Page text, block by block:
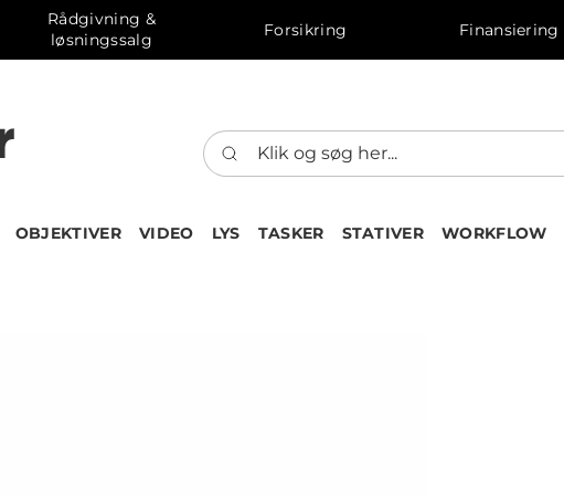
Rådgivning &
løsningssalg
Forsikring Finansiering
OBJEKTIVER VIDEO LYS TASKER STATIVER WORKFLOW